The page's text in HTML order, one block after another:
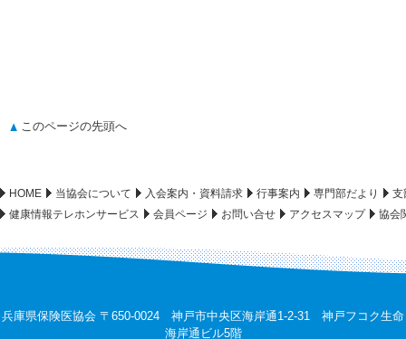
このページの先頭へ
HOME 当協会について 入会案内・資料請求 行事案内 専門部だより
支
健康情報テレホンサービス
会員ページ お問い合せ アクセスマップ 協会
兵庫県保険医協会 〒650-0024 神戸市中央区海岸通1-2-31 神戸フコク生命
海岸通ビル5階